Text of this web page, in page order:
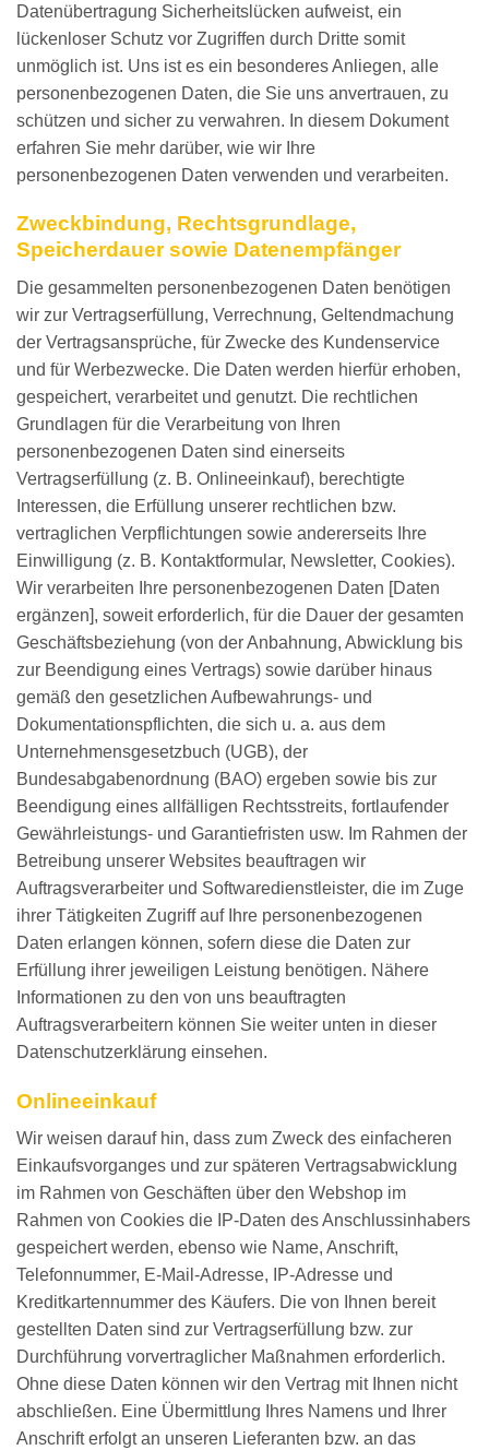
Datenübertragung Sicherheitslücken aufweist, ein
lückenloser Schutz vor Zugriffen durch Dritte somit
unmöglich ist. Uns ist es ein besonderes Anliegen, alle
personenbezogenen Daten, die Sie uns anvertrauen, zu
schützen und sicher zu verwahren. In diesem Dokument
erfahren Sie mehr darüber, wie wir Ihre
personenbezogenen Daten verwenden und verarbeiten.
Zweckbindung, Rechtsgrundlage,
Speicherdauer sowie Datenempfänger
Die gesammelten personenbezogenen Daten benötigen
wir zur Vertragserfüllung, Verrechnung, Geltendmachung
der Vertragsansprüche, für Zwecke des Kundenservice
und für Werbezwecke. Die Daten werden hierfür erhoben,
gespeichert, verarbeitet und genutzt. Die rechtlichen
Grundlagen für die Verarbeitung von Ihren
personenbezogenen Daten sind einerseits
Vertragserfüllung (z. B. Onlineeinkauf), berechtigte
Interessen, die Erfüllung unserer rechtlichen bzw.
vertraglichen Verpflichtungen sowie andererseits Ihre
Einwilligung (z. B. Kontaktformular, Newsletter, Cookies).
Wir verarbeiten Ihre personenbezogenen Daten [Daten
ergänzen], soweit erforderlich, für die Dauer der gesamten
Geschäftsbeziehung (von der Anbahnung, Abwicklung bis
zur Beendigung eines Vertrags) sowie darüber hinaus
gemäß den gesetzlichen Aufbewahrungs- und
Dokumentationspflichten, die sich u. a. aus dem
Unternehmensgesetzbuch (UGB), der
Bundesabgabenordnung (BAO) ergeben sowie bis zur
Beendigung eines allfälligen Rechtsstreits, fortlaufender
Gewährleistungs- und Garantiefristen usw. Im Rahmen der
Betreibung unserer Websites beauftragen wir
Auftragsverarbeiter und Softwaredienstleister, die im Zuge
ihrer Tätigkeiten Zugriff auf Ihre personenbezogenen
Daten erlangen können, sofern diese die Daten zur
Erfüllung ihrer jeweiligen Leistung benötigen. Nähere
Informationen zu den von uns beauftragten
Auftragsverarbeitern können Sie weiter unten in dieser
Datenschutzerklärung einsehen.
Onlineeinkauf
Wir weisen darauf hin, dass zum Zweck des einfacheren
Einkaufsvorganges und zur späteren Vertragsabwicklung
im Rahmen von Geschäften über den Webshop im
Rahmen von Cookies die IP-Daten des Anschlussinhabers
gespeichert werden, ebenso wie Name, Anschrift,
Telefonnummer, E-Mail-Adresse, IP-Adresse und
Kreditkartennummer des Käufers. Die von Ihnen bereit
gestellten Daten sind zur Vertragserfüllung bzw. zur
Durchführung vorvertraglicher Maßnahmen erforderlich.
Ohne diese Daten können wir den Vertrag mit Ihnen nicht
abschließen. Eine Übermittlung Ihres Namens und Ihrer
Anschrift erfolgt an unseren Lieferanten bzw. an das